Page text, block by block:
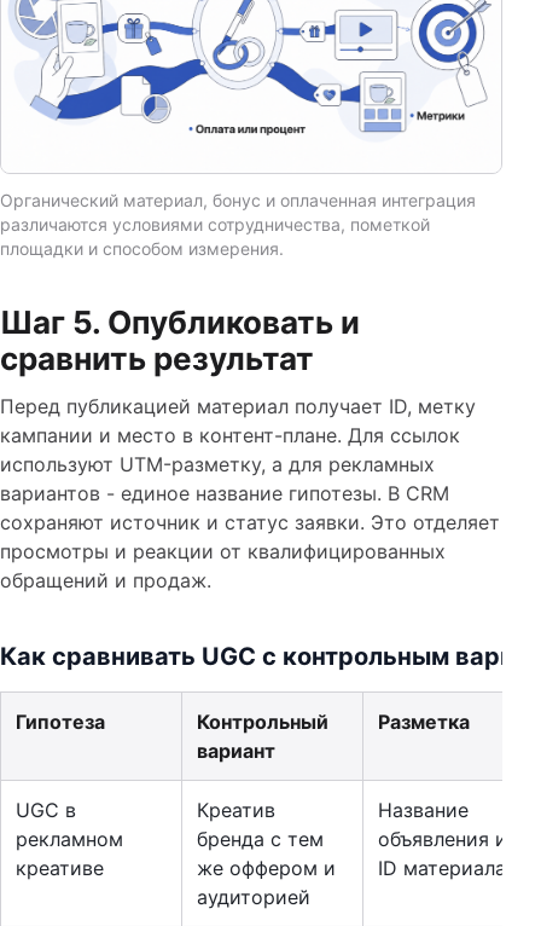
Органический материал, бонус и оплаченная интеграция
различаются условиями сотрудничества, пометкой
площадки и способом измерения.
Шаг 5. Опубликовать и
сравнить результат
Перед публикацией материал получает ID, метку
кампании и место в контент-плане. Для ссылок
используют UTM-разметку, а для рекламных
вариантов - единое название гипотезы. В CRM
сохраняют источник и статус заявки. Это отделяет
просмотры и реакции от квалифицированных
обращений и продаж.
Как сравнивать UGC с контрольным
Гипотеза
Контрольный
вариант
Разметка
UGC в
рекламном
креативе
Креатив
бренда с тем
же оффером и
аудиторией
Название
объявления и
ID материала